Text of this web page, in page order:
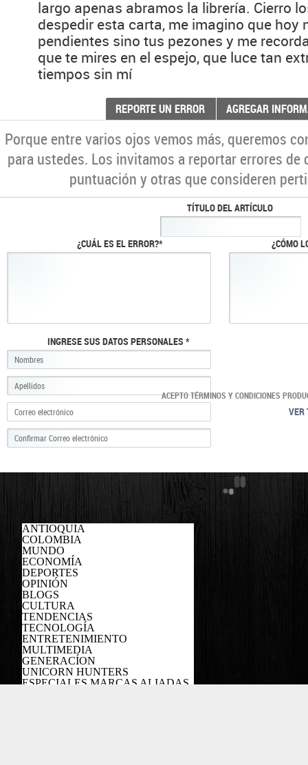
largo apenas abramos la librería. Cierro
despedir esta carta, me imagino que hoy
pendientes sino tus pezones y me
que te mires en el espejo, que luce tan
tiempos sin mí
REPORTE UN ERROR AGREGAR
Porque entre varios ojos vemos más, queremos
para ustedes. Los invitamos a reportar errores
puntuación y otras que consideren
TÍTULO DEL ARTÍCULO
¿CUÁL ES EL ERROR?* ¿CÓMO
INGRESE SUS DATOS PERSONALES *
ACEPTO TÉRMINOS Y CONDICIONES
VER
ANTIOQUIA
COLOMBIA
MUNDO
ECONOMÍA
DEPORTES
OPINIÓN
BLOGS
CULTURA
TENDENCIAS
TECNOLOGÍA
ENTRETENIMIENTO
MULTIMEDIA
GENERACÍON
UNICORN HUNTERS
ESPECIALES MARCAS ALIADAS